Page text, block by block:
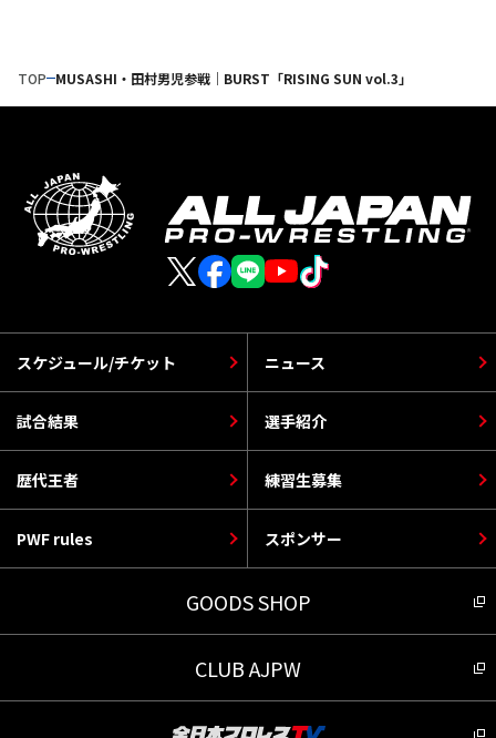
TOP MUSASHI・田村男児参戦｜BURST「RISING SUN vol.3」
スケジュール/チケット
選手紹介
PWF rules
ニュース
歴代王者
スポンサー
試合結果
練習生募集
GOODS SHOP
CLUB AJPW